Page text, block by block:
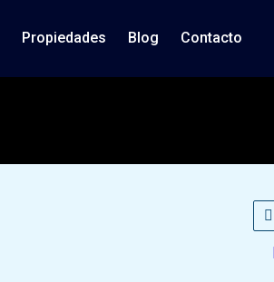
Propiedades Blog Contacto